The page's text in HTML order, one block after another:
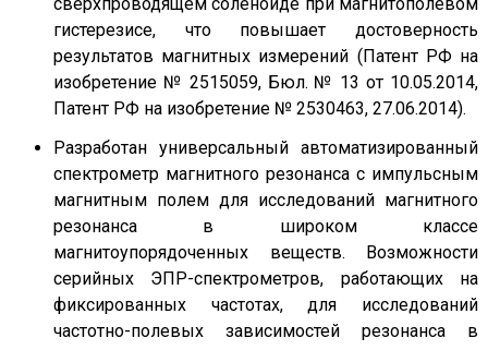
гистерезисе, что повышает достоверность
результатов магнитных измерений (Патент РФ на
изобретение № 2515059, Бюл. № 13 от 10.05.2014,
Патент РФ на изобретение № 2530463, 27.06.2014).
Разработан универсальный автоматизированный
спектрометр магнитного резонанса с импульсным
магнитным полем для исследований магнитного
резонанса в широком классе
магнитоупорядоченных веществ. Возможности
серийных ЭПР-спектрометров, работающих на
фиксированных частотах, для исследований
частотно-полевых зависимостей резонанса в